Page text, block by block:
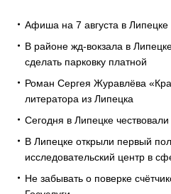
Афиша на 7 августа в Липецке
В районе жд-вокзала в
сделать парковку платной
Роман Сергея Журавлёва
литератора из Липецка
Сегодня в Липецке чествовали
В Липецке открыли первый
исследовательский центр в
Не забывать о поверке